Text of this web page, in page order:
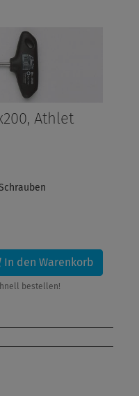
Athlet
In den Warenkorb
bestellen!